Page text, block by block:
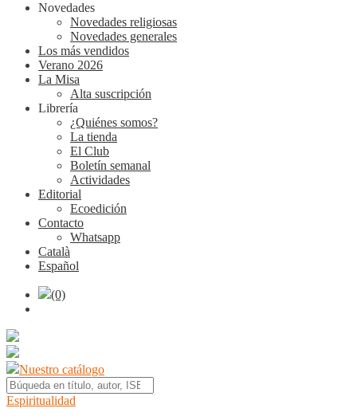
Novedades
Novedades religiosas
Novedades generales
Los más vendidos
Verano 2026
La Misa
Alta suscripción
Librería
¿Quiénes somos?
La tienda
El Club
Boletín semanal
Actividades
Editorial
Ecoedición
Contacto
Whatsapp
Català
Español
(0)
Nuestro catálogo
Espiritualidad